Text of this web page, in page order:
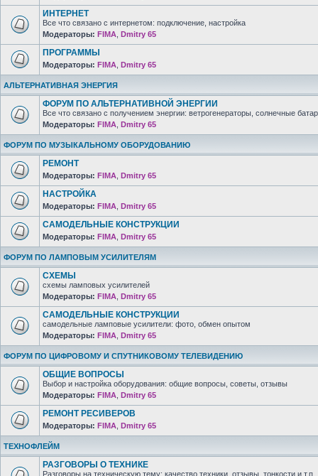
ИНТЕРНЕТ
Все что связано с интернетом: подключение, настройка
Модераторы: FIMA Dmitry 65
ПРОГРАММЫ
Модераторы: FIMA Dmitry 65
АЛЬТЕРНАТИВНАЯ ЭНЕРГИЯ
ФОРУМ ПО АЛЬТЕРНАТИВНОЙ ЭНЕРГИИ
Все что связано с получением энергии: ветрогенераторы, солнечные
Модераторы: FIMA Dmitry 65
ФОРУМ ПО МУЗЫКАЛЬНОМУ ОБОРУДОВАНИЮ
РЕМОНТ
Модераторы: FIMA Dmitry 65
НАСТРОЙКА
Модераторы: FIMA Dmitry 65
САМОДЕЛЬНЫЕ КОНСТРУКЦИИ
Модераторы: FIMA Dmitry 65
ФОРУМ ПО ЛАМПОВЫМ УСИЛИТЕЛЯМ
СХЕМЫ
схемы ламповых усилителей
Модераторы: FIMA Dmitry 65
САМОДЕЛЬНЫЕ КОНСТРУКЦИИ
самодельные ламповые усилители: фото, обмен опытом
Модераторы: FIMA Dmitry 65
ФОРУМ ПО ЦИФРОВОМУ И СПУТНИКОВОМУ ТЕЛЕВИДЕНИЮ
ОБЩИЕ ВОПРОСЫ
Выбор и настройка оборудования: общие вопросы, советы, отзывы
Модераторы: FIMA Dmitry 65
РЕМОНТ РЕСИВЕРОВ
Модераторы: FIMA Dmitry 65
ТЕХНОФЛЕЙМ
РАЗГОВОРЫ О ТЕХНИКЕ
Разговоры на техническую тему: качество техники, отзывы, тонкости и т.п.